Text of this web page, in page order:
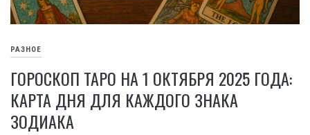
РАЗНОЕ
ГОРОСКОП ТАРО НА 1 ОКТЯБРЯ 2025 ГОДА:
КАРТА ДНЯ ДЛЯ КАЖДОГО ЗНАКА
ЗОДИАКА